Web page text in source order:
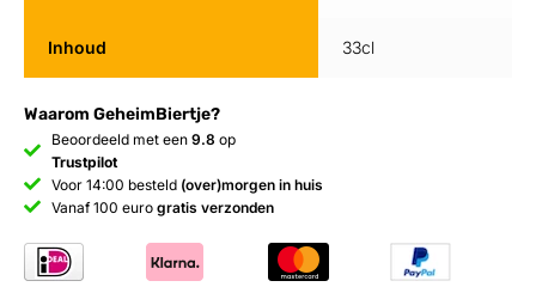
Waarom GeheimBiertje?
Beoordeeld met een 9.8 op
Trustpilot
Voor 14:00 besteld (over)morgen in huis
Vanaf 100 euro gratis verzonden
Inhoud 33cl